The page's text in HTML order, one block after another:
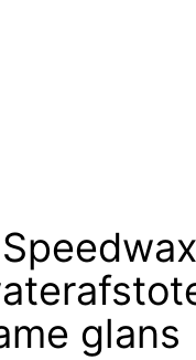
glans